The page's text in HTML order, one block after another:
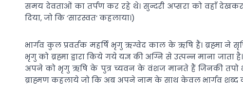
समय देवताओं का तर्पण कर रहे थे। सुन्दरी अप्सरा को वहाँ
दिया, जो कि ‘सारस्वत’ कहलाया।)
भार्गव कुल प्रवर्तक महर्षि भृगु ऋग्वेद काल के ऋषि हैं। ब्रह्मा ने
भृगु को ब्रह्मा द्वारा किये गये यज्ञ की अग्नि से उत्पन्न माना
अपने को भृगु ऋषि के पुत्र च्यवन के वंशज मानते हैं जिनकी तपो
ब्राह्मण कहलाये जो कि अब अपने नाम के साथ केवल भार्गव शब्द